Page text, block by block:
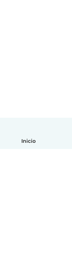
Inicio